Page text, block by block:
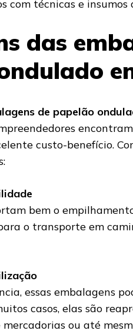
com técnicas e
das
de papelão
custo-benefício.
bem o
o transporte em
essas embalagens
casos, elas são
mercadorias ou até